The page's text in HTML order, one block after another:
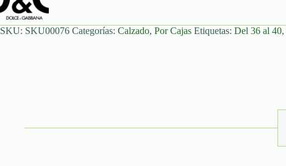
SKU: SKU00076 Categorías: Calzado, Por Cajas Etiquetas: Del 36 al 40,